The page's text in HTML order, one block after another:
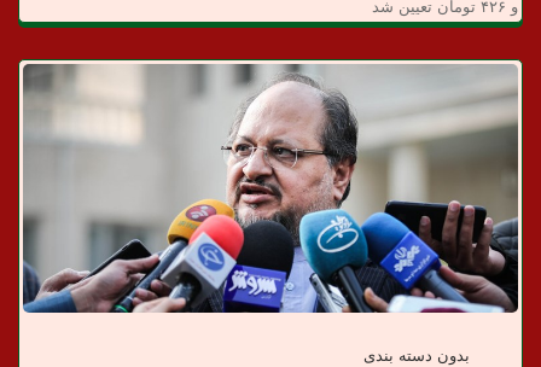
ا
ن
خ
ب
ر
و ۴۲۶ تومان تعیین شد
بدون دسته بندی